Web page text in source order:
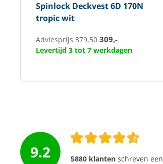
SpinlockDeckvest 6D 170N
tropic wit
Adviesprijs379,50 309,-
Levertijd 3 tot 7 werkdagen
9.2 5880 klantenschreven een